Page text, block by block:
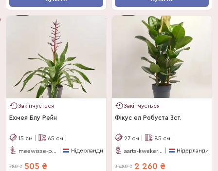
Закінчується
Ехмея Блу Рейн
15 см 65 см
meewisse-plants Нідерланди
780 ₴ 505 ₴
Закінчується
Фікус ел Робуста 3ст.
27 см 85 см
aarts-kwekerijen Нідерланди
3 480 ₴ 2 260 ₴